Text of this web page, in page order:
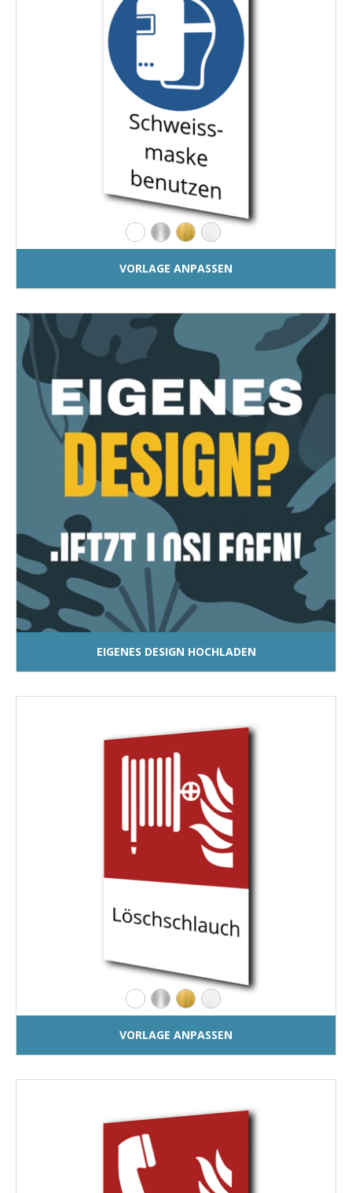
VORLAGE ANPASSEN
EIGENES DESIGN HOCHLADEN
VORLAGE ANPASSEN